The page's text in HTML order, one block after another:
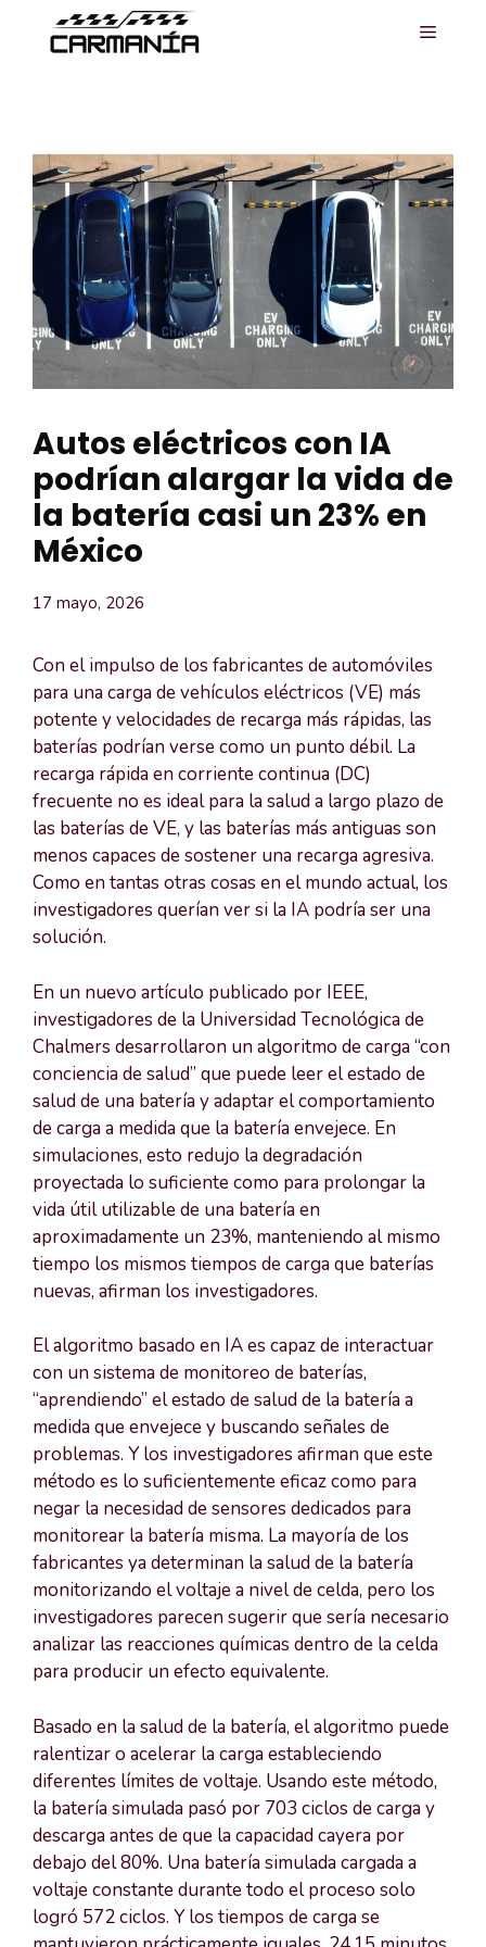
MENÚ
Autos eléctricos con IA
podrían alargar la vida de
la batería casi un 23% en
México
17 mayo, 2026
Con el impulso de los fabricantes de automóviles
para una carga de vehículos eléctricos (VE) más
potente y velocidades de recarga más rápidas, las
baterías podrían verse como un punto débil. La
recarga rápida en corriente continua (DC)
frecuente no es ideal para la salud a largo plazo de
las baterías de VE, y las baterías más antiguas son
menos capaces de sostener una recarga agresiva.
Como en tantas otras cosas en el mundo actual, los
investigadores querían ver si la IA podría ser una
solución.
En un nuevo artículo publicado por IEEE,
investigadores de la Universidad Tecnológica de
Chalmers desarrollaron un algoritmo de carga “con
conciencia de salud” que puede leer el estado de
salud de una batería y adaptar el comportamiento
de carga a medida que la batería envejece. En
simulaciones, esto redujo la degradación
proyectada lo suficiente como para prolongar la
vida útil utilizable de una batería en
aproximadamente un 23%, manteniendo al mismo
tiempo los mismos tiempos de carga que baterías
nuevas, afirman los investigadores.
El algoritmo basado en IA es capaz de interactuar
con un sistema de monitoreo de baterías,
“aprendiendo” el estado de salud de la batería a
medida que envejece y buscando señales de
problemas. Y los investigadores afirman que este
método es lo suficientemente eficaz como para
negar la necesidad de sensores dedicados para
monitorear la batería misma. La mayoría de los
fabricantes ya determinan la salud de la batería
monitorizando el voltaje a nivel de celda, pero los
investigadores parecen sugerir que sería necesario
analizar las reacciones químicas dentro de la celda
para producir un efecto equivalente.
Basado en la salud de la batería, el algoritmo puede
ralentizar o acelerar la carga estableciendo
diferentes límites de voltaje. Usando este método,
la batería simulada pasó por 703 ciclos de carga y
descarga antes de que la capacidad cayera por
debajo del 80%. Una batería simulada cargada a
voltaje constante durante todo el proceso solo
logró 572 ciclos. Y los tiempos de carga se